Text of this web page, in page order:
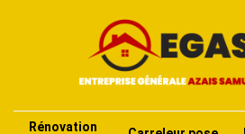
Rénovation